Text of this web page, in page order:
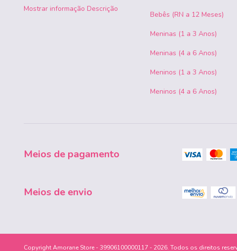
Mostrar informação Descrição
Bebês (RN a 12 Meses)
Meninas (1 a 3 Anos)
Meninas (4 a 6 Anos)
Meninos (1 a 3 Anos)
Meninos (4 a 6 Anos)
Meios de pagamento
Meios de envio
Copyright Amorane Store - 39906100000117 - 2026. Todos os direitos